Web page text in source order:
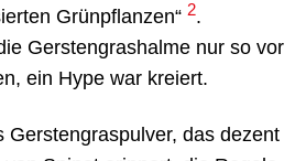
Grünpflanzen“ 2.
Gerstengrashalme nur so vor
ein Hype war kreiert.
Gerstengraspulver, das dezent